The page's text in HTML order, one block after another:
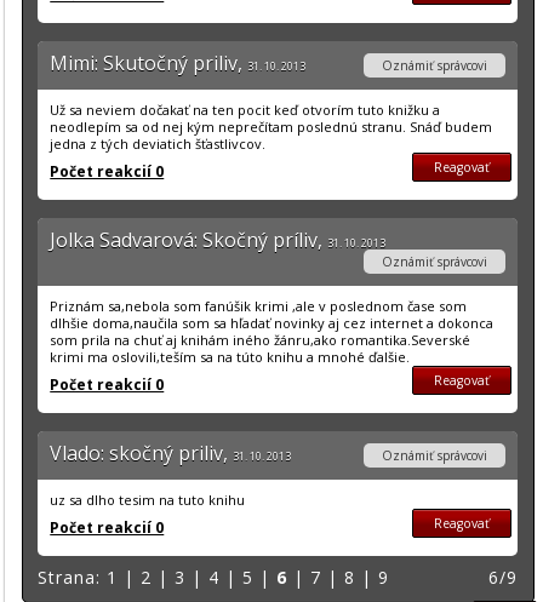
Mimi: Skutočný priliv, 31. 10. 2013 Oznámiť správcovi
Už sa neviem dočakať na ten pocit keď otvorím tuto knižku a
neodlepím sa od nej kým neprečítam poslednú stranu. Snáď budem
jedna z tých deviatich šťastlivcov.
Počet reakcií 0 Reagovať
Jolka Sadvarová: Skočný príliv, 31. 10. 2013
Oznámiť správcovi
Priznám sa,nebola som fanúšik krimi ,ale v poslednom čase som
dlhšie doma,naučila som sa hľadať novinky aj cez internet a dokonca
som prila na chuť aj knihám iného žánru,ako romantika.Severské
krimi ma oslovili,teším sa na túto knihu a mnohé ďalšie.
Počet reakcií 0 Reagovať
Vlado: skočný priliv, 31. 10. 2013 Oznámiť správcovi
uz sa dlho tesim na tuto knihu
Počet reakcií 0 Reagovať
Strana: 1 | 2 | 3 | 4 | 5 | 6 | 7 |8 |9 6/9